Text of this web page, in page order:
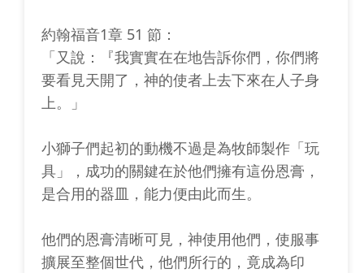
約翰福音1章 51 節：
「又說：『我實實在在地告訴你們，你們將
要看見天開了，神的使者上去下來在人子身
上。」
小獅子們起初的動機不過是為牧師製作「玩
具」，成功的關鍵在於他們擁有這份恩膏，
是合用的器皿，能力便由此而生。
他們的恩膏清晰可見，神使用他們，使服事
擴展至整個世代，他們所行的，竟成為印